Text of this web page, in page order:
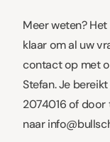
Meer weten?
klaar om al uw
contact op met
Stefan. Je
2074016of door
naar